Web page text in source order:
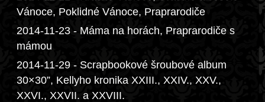
Vánoce, Poklidné Vánoce, Praprarodiče
2014-11-23 - Máma na horách, Praprarodiče s
mámou
2014-11-29 - Scrapbookové šroubové album
30×30”, Kellyho kronika XXIII., XXIV., XXV.,
XXVI., XXVII. a XXVIII.